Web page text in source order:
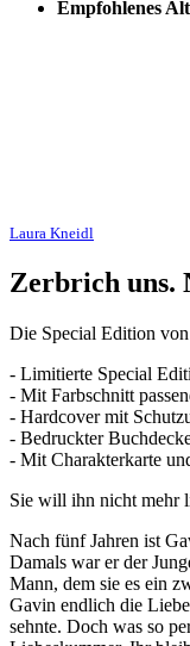
Empfohlenes
Laura Kneidl
Zerbrich uns.
Die Special Edition von
- Limitierte Special
- Mit Farbschnitt
- Hardcover mit
- Bedruckter
- Mit Charakterkarte
Sie will ihn nicht mehr
Nach fünf Jahren ist
Damals war er der
Mann, dem sie es ein
Gavin endlich die
sehnte. Doch was so